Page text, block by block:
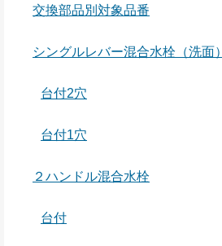
交換部品別対象品番
シングルレバー混合水栓（洗面）
台付2穴
台付1穴
２ハンドル混合水栓
台付